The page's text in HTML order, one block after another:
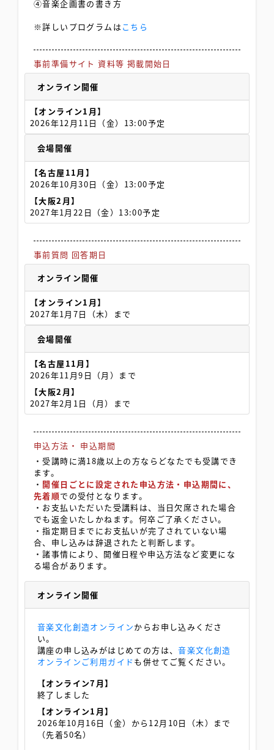
④音楽企画書の書き方
※詳しいプログラムはこちら
事前準備サイト 資料等 掲載開始日
オンライン開催
【オンライン1月】
2026年12月11日（金）13:00予定
会場開催
【名古屋11月】
2026年10月30日（金）13:00予定
【大阪2月】
2027年1月22日（金）13:00予定
事前質問 回答期日
オンライン開催
【オンライン1月】
2027年1月7日（木）まで
会場開催
【名古屋11月】
2026年11月9日（月）まで
【大阪2月】
2027年2月1日（月）まで
申込方法 ・ 申込期間
・受講時に満18歳以上の方ならどなたでも受講でき
ます。
・ 開催日ごとに設定された申込方法・申込期間に、
先着順での受付となります。
・お支払いただいた受講料は、当日欠席された場合
でも返金いたしかねます。何卒ご了承ください。
・指定期日までにお支払いが完了されていない場
合、申し込みは辞退されたと判断します。
・諸事情により、開催日程や申込方法など変更にな
る場合があります。
オンライン開催
音楽文化創造オンラインからお申し込みくださ
い。
講座の申し込みがはじめての方は、音楽文化創造
オンラインご利用ガイドも併せてご覧ください。
【オンライン7月】
終了しました
【オンライン1月】
2026年10月16日（金）から12月10日（木）まで
（先着50名）